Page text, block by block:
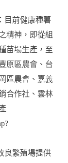
目前健康種薯
精神，即從組
苗場生產，至
原區農會、台
區農會、嘉義
合作社、雲林
良繁殖場提供